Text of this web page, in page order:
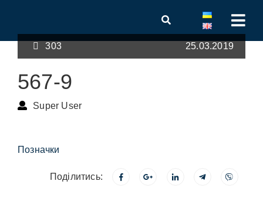
303 25.03.2019
567-9
Super User
Позначки
Поділитись: